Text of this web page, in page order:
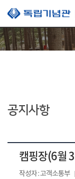
본문 바로가기
공지사항
캠핑장(6월
작성자 : 고객소통부